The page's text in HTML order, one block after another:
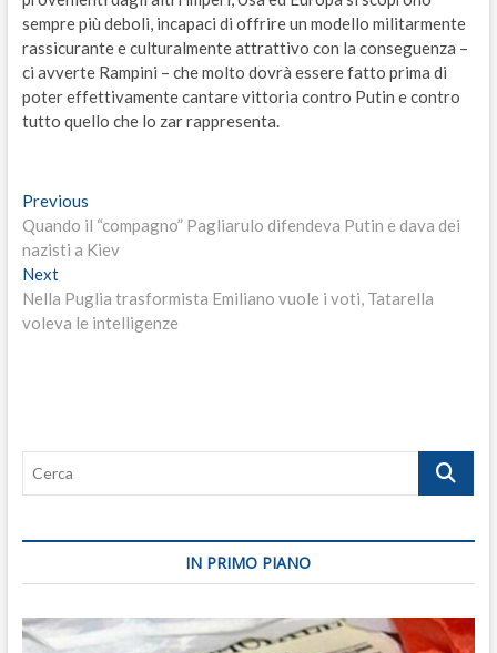
sempre più deboli, incapaci di offrire un modello militarmente
rassicurante e culturalmente attrattivo con la conseguenza –
ci avverte Rampini – che molto dovrà essere fatto prima di
poter effettivamente cantare vittoria contro Putin e contro
tutto quello che lo zar rappresenta.
Navigazione
articoli
PreviousPrevious
post:
Quando il “compagno” Pagliarulo difendeva Putin e dava dei
nazisti a Kiev
NextNext
post:
Nella Puglia trasformista Emiliano vuole i voti, Tatarella
voleva le intelligenze
Cerca
IN PRIMO PIANO